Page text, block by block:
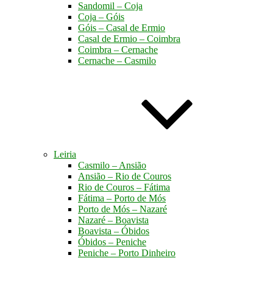
Sandomil – Coja
Coja – Góis
Góis – Casal de Ermio
Casal de Ermio – Coimbra
Coimbra – Cernache
Cernache – Casmilo
Leiria
Casmilo – Ansião
Ansião – Rio de Couros
Rio de Couros – Fátima
Fátima – Porto de Mós
Porto de Mós – Nazaré
Nazaré – Boavista
Boavista – Óbidos
Óbidos – Peniche
Peniche – Porto Dinheiro